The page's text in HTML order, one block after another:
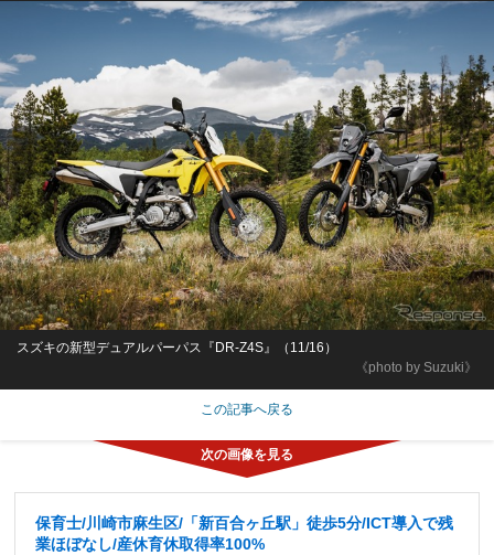
《photo by Suzuki》
スズキの新型デュアルパーパス『DR-Z4S』（11/16）
この記事へ戻る
保育士/川崎市麻生区/「新百合ヶ丘駅」徒歩5分/ICT導入で残
業ほぼなし/産休育休取得率100%